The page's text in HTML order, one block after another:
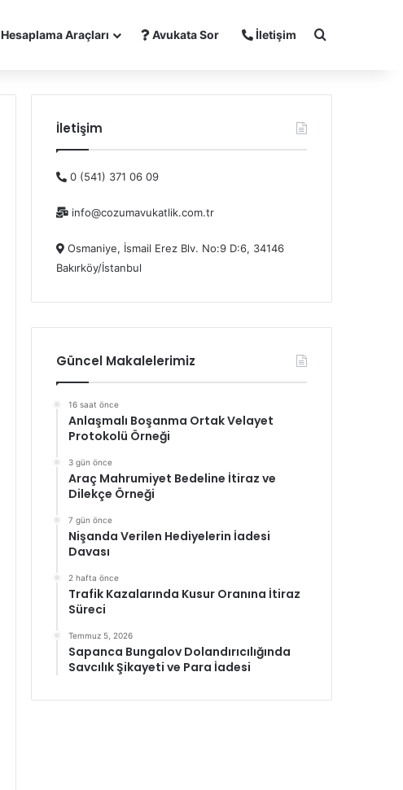
Hesaplama Araçları Avukata Sor İletişim Arama yap
İletişim
0 (541) 371 06 09
info@cozumavukatlik.com.tr
Osmaniye, İsmail Erez Blv. No:9 D:6, 34146
Bakırköy/İstanbul
Güncel Makalelerimiz
16 saat önce
Anlaşmalı Boşanma Ortak Velayet
Protokolü Örneği
3 gün önce
Araç Mahrumiyet Bedeline İtiraz ve
Dilekçe Örneği
7 gün önce
Nişanda Verilen Hediyelerin İadesi
Davası
2 hafta önce
Trafik Kazalarında Kusur Oranına İtiraz
Süreci
Temmuz 5, 2026
Sapanca Bungalov Dolandırıcılığında
Savcılık Şikayeti ve Para İadesi